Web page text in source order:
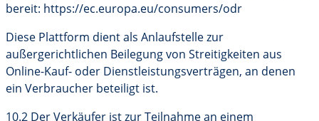
bereit: https://ec.europa.eu/consumers/odr
Diese Plattform dient als Anlaufstelle zur
außergerichtlichen Beilegung von Streitigkeiten aus
Online-Kauf- oder Dienstleistungsverträgen, an denen
ein Verbraucher beteiligt ist.
10.2 Der Verkäufer ist zur Teilnahme an einem